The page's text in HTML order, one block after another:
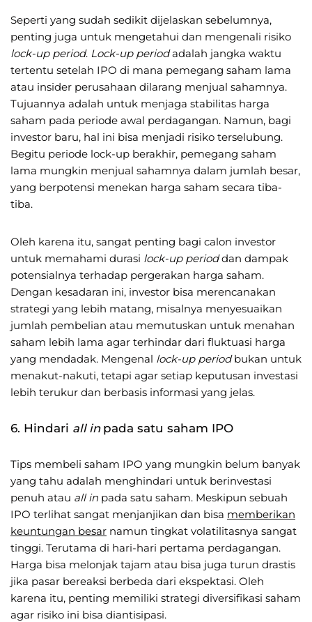
Seperti yang sudah sedikit dijelaskan sebelumnya,
penting juga untuk mengetahui dan mengenali risiko
lock-up period. Lock-up periodadalah jangka waktu
tertentu setelah IPO di mana pemegang saham lama
atau insider perusahaan dilarang menjual sahamnya.
Tujuannya adalah untuk menjaga stabilitas harga
saham pada periode awal perdagangan. Namun, bagi
investor baru, hal ini bisa menjadi risiko terselubung.
Begitu periode lock-up berakhir, pemegang saham
lama mungkin menjual sahamnya dalam jumlah besar,
yang berpotensi menekan harga saham secara tiba-
tiba.
Oleh karena itu, sangat penting bagi calon investor
untuk memahami durasi lock-up perioddan dampak
potensialnya terhadap pergerakan harga saham.
Dengan kesadaran ini, investor bisa merencanakan
strategi yang lebih matang, misalnya menyesuaikan
jumlah pembelian atau memutuskan untuk menahan
saham lebih lama agar terhindar dari fluktuasi harga
yang mendadak. Mengenal lock-up periodbukan untuk
menakut-nakuti, tetapi agar setiap keputusan investasi
lebih terukur dan berbasis informasi yang jelas.
6. Hindari all in pada satu saham IPO
Tips membeli saham IPO yang mungkin belum banyak
yang tahu adalah menghindari untuk berinvestasi
penuh atau all in pada satu saham. Meskipun sebuah
IPO terlihat sangat menjanjikan dan bisa memberikan
keuntungan besar namun tingkat volatilitasnya sangat
tinggi. Terutama di hari-hari pertama perdagangan.
Harga bisa melonjak tajam atau bisa juga turun drastis
jika pasar bereaksi berbeda dari ekspektasi. Oleh
karena itu, penting memiliki strategi diversifikasi saham
agar risiko ini bisa diantisipasi.